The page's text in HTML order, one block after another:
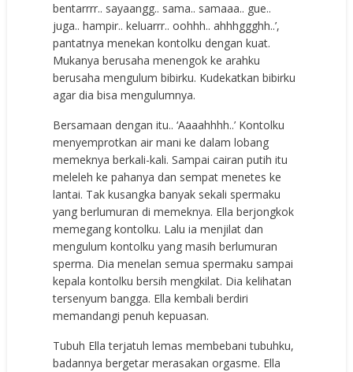
bentarrrr.. sayaangg.. sama.. samaaa.. gue..
juga.. hampir.. keluarrr.. oohhh.. ahhhggghh..’,
pantatnya menekan kontolku dengan kuat.
Mukanya berusaha menengok ke arahku
berusaha mengulum bibirku. Kudekatkan bibirku
agar dia bisa mengulumnya.
Bersamaan dengan itu.. ‘Aaaahhhh..’ Kontolku
menyemprotkan air mani ke dalam lobang
memeknya berkali-kali. Sampai cairan putih itu
meleleh ke pahanya dan sempat menetes ke
lantai. Tak kusangka banyak sekali spermaku
yang berlumuran di memeknya. Ella berjongkok
memegang kontolku. Lalu ia menjilat dan
mengulum kontolku yang masih berlumuran
sperma. Dia menelan semua spermaku sampai
kepala kontolku bersih mengkilat. Dia kelihatan
tersenyum bangga. Ella kembali berdiri
memandangi penuh kepuasan.
Tubuh Ella terjatuh lemas membebani tubuhku,
badannya bergetar merasakan orgasme. Ella